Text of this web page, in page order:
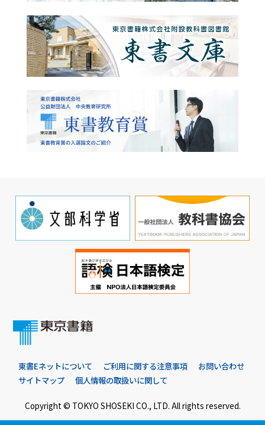
東書Eネットについて ご利用に関する注意事項
お問い合わせ
サイトマップ
個人情報の取扱いに関して
Copyright © TOKYO SHOSEKI CO., LTD. All rights reserved.